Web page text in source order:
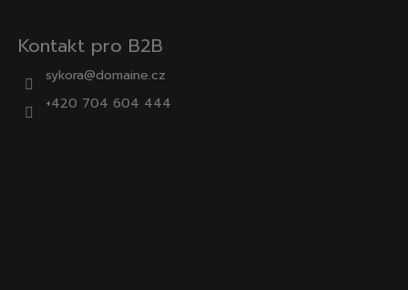
Kontakt pro B2B
sykora@domaine.cz
+420 704 604 444